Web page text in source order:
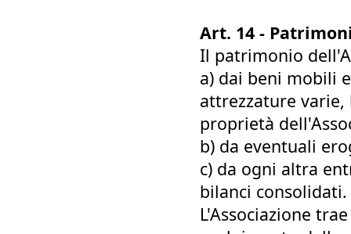
Art. 14 -
Il patrimonio
a) dai beni mobili
attrezzature
proprietà
b) da eventuali
c) da ogni altra
bilanci consolidati.
L'Associazione